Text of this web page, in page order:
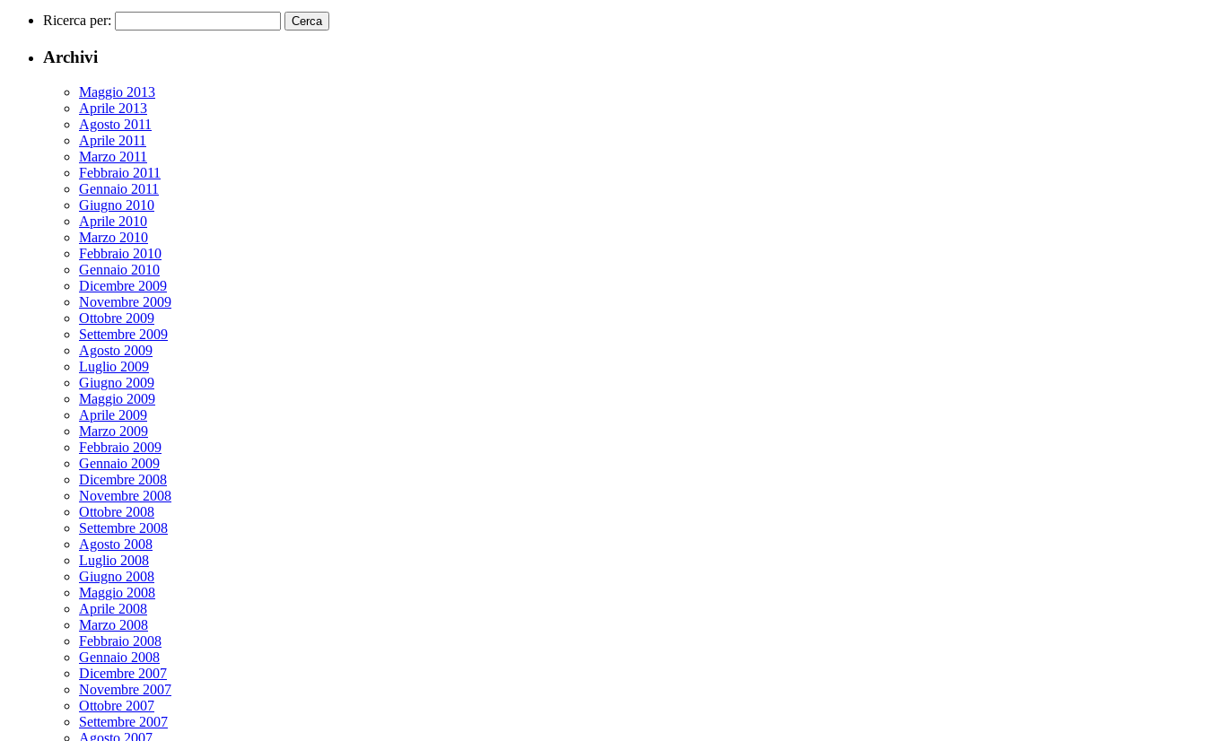
Ricerca per:
Archivi
Maggio 2013
Aprile 2013
Agosto 2011
Aprile 2011
Marzo 2011
Febbraio 2011
Gennaio 2011
Giugno 2010
Aprile 2010
Marzo 2010
Febbraio 2010
Gennaio 2010
Dicembre 2009
Novembre 2009
Ottobre 2009
Settembre 2009
Agosto 2009
Luglio 2009
Giugno 2009
Maggio 2009
Aprile 2009
Marzo 2009
Febbraio 2009
Gennaio 2009
Dicembre 2008
Novembre 2008
Ottobre 2008
Settembre 2008
Agosto 2008
Luglio 2008
Giugno 2008
Maggio 2008
Aprile 2008
Marzo 2008
Febbraio 2008
Gennaio 2008
Dicembre 2007
Novembre 2007
Ottobre 2007
Settembre 2007
Agosto 2007